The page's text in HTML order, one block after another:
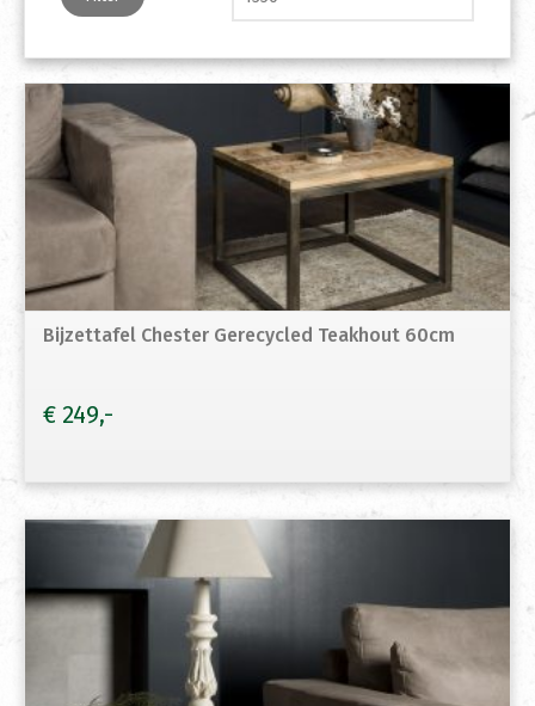
Bijzettafel Chester Gerecycled Teakhout 60cm
€ 249